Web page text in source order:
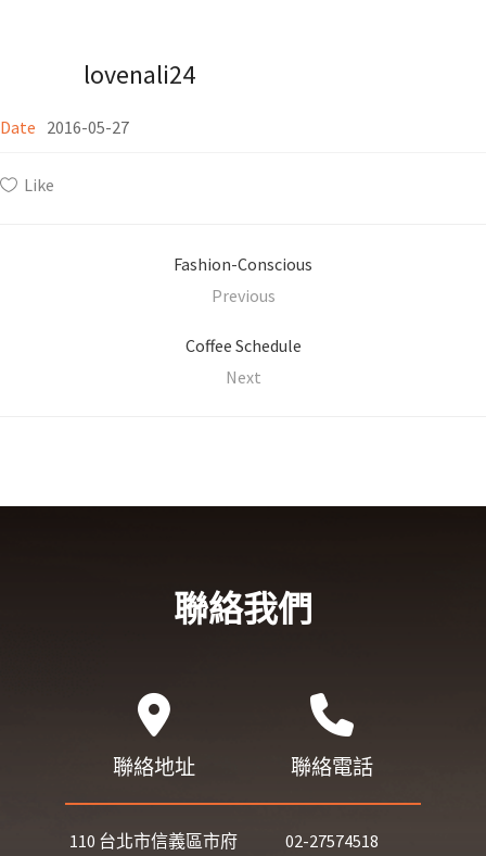
lovenali24
Date 2016-05-27
Like
Fashion-Conscious
Previous
Coffee Schedule
Next
聯絡我們
聯絡地址
110 台北市信義區市府
聯絡電話
02-27574518